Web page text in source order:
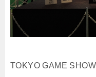
TOKYO GAME